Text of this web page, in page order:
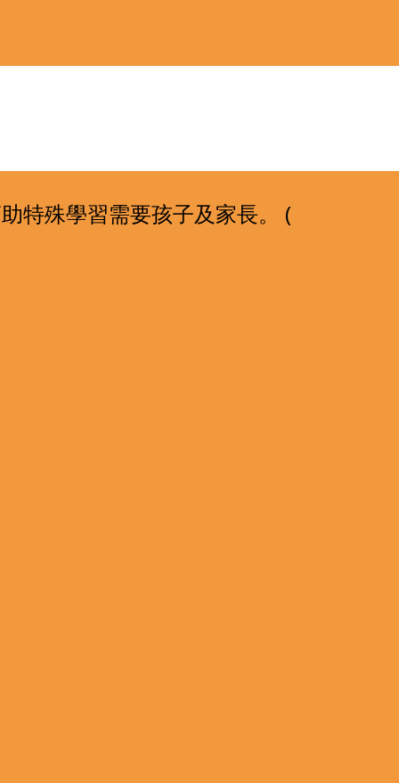
09. 以 RDI ( Relationship Development Intervention) 的理念來設計教案幫助特殊學習需要孩子及家長。 (